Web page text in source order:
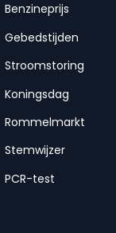
Benzineprijs
Gebedstijden
Stroomstoring
Koningsdag
Rommelmarkt
Stemwijzer
PCR-test